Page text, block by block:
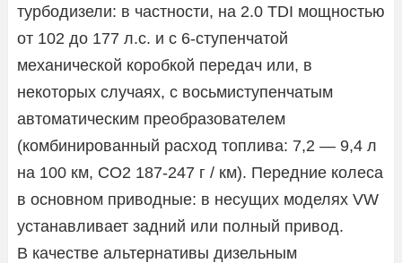
турбодизели: в частности, на 2.0 TDI мощностью
от 102 до 177 л.с. и с 6-ступенчатой ​​
механической коробкой передач или, в
некоторых случаях, с восьмиступенчатым
автоматическим преобразователем
(комбинированный расход топлива: 7,2 — 9,4 л
на 100 км, СО2 187-247 г / км). Передние колеса
в основном приводные: в несущих моделях VW
устанавливает задний или полный привод.
В качестве альтернативы дизельным